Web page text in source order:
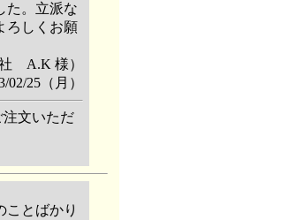
た。立派な
ろしくお願
A.K 様）
02/25（月）
注文いただ
ことばかり